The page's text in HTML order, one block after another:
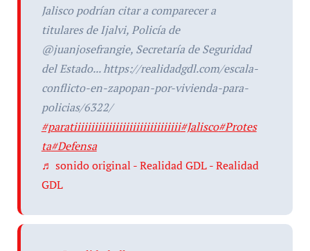
Jalisco podrían citar a comparecer a
titulares de Ijalvi, Policía de
@juanjosefrangie, Secretaría de Seguridad
del Estado... https://realidadgdl.com/escala-
conflicto-en-zapopan-por-vivienda-para-
policias/6322/
#paratiiiiiiiiiiiiiiiiiiiiiiiiiiiiiii#Jalisco#Protes
ta#Defensa
♬ sonido original - Realidad GDL - Realidad
GDL